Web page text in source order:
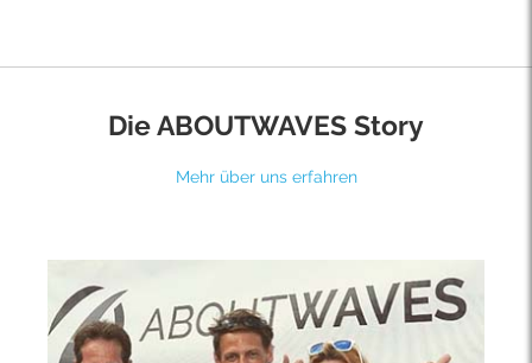
Die ABOUTWAVES Story
Mehr über uns erfahren